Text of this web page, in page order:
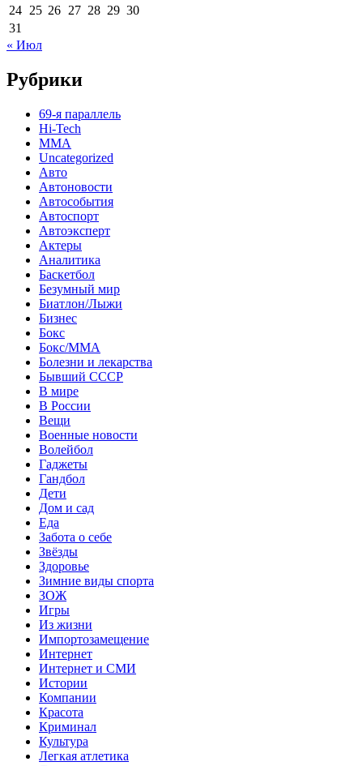
24 25 26 27 28 29 30
31
« Июл
Рубрики
69-я параллель
Hi-Tech
MMA
Uncategorized
Авто
Автоновости
Автособытия
Автоспорт
Автоэксперт
Актеры
Аналитика
Баскетбол
Безумный мир
Биатлон/Лыжи
Бизнес
Бокс
Бокс/MMA
Болезни и лекарства
Бывший СССР
В мире
В России
Вещи
Военные новости
Волейбол
Гаджеты
Гандбол
Дети
Дом и сад
Еда
Забота о себе
Звёзды
Здоровье
Зимние виды спорта
ЗОЖ
Игры
Из жизни
Импортозамещение
Интернет
Интернет и СМИ
Истории
Компании
Красота
Криминал
Культура
Легкая атлетика